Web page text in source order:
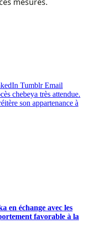
Tumblr Email
chebeya très attendue.
son appartenance à
en échange avec les
favorable à la